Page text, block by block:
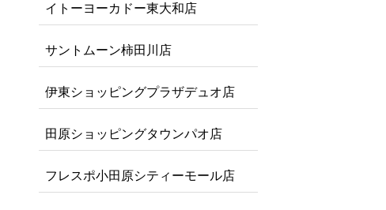
イトーヨーカドー東大和店
サントムーン柿田川店
伊東ショッピングプラザデュオ店
田原ショッピングタウンパオ店
フレスポ小田原シティーモール店